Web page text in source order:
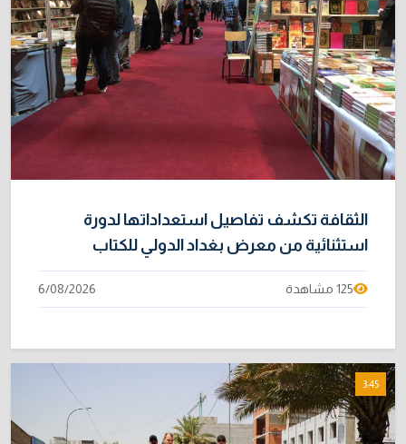
رسمياً اتهام إيران بحادث ميناء دمياط
31/07/2026
10
إتلاف أكثر من 106 كغم مخدرات و22 ألف قرص في
بغداد
31/07/2026
الثقافة تكشف تفاصيل استعداداتها لدورة
استثنائية من معرض بغداد الدولي للكتاب
125 مشاهدة 6/08/2026
3:45